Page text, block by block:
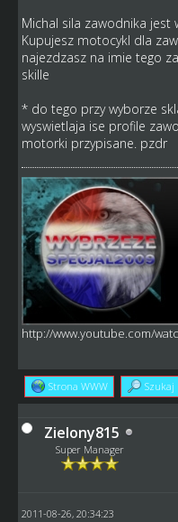
Michal sila zawodnika jest
Kupujesz motocykl dla
najezdzasz na imie tego
skille
* do tego przy wyborze
wyswietlaja ise profile
motorki przypisane. pzdr
http://www.youtube.com/
Strona WWW Szukaj
Zielony815
Super Manager
2011-08-26, 20:34:23